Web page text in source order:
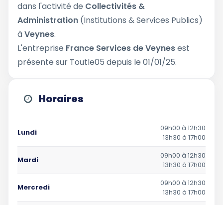
dans l'activité de Collectivités &
Administration (Institutions & Services Publics)
àVeynes.
L'entreprise France Services de Veynesest
présente sur Toutle05 depuis le 01/01/25.
Horaires
Lundi
09h00 à 12h30
13h30 à 17h00
Mardi
09h00 à 12h30
13h30 à 17h00
Mercredi
09h00 à 12h30
13h30 à 17h00